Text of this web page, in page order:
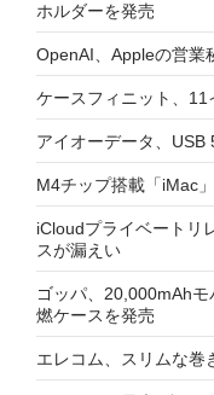
ホルダーを発売
OpenAI、Appleの営業
ケースフィニット、
アイオーデータ、USB
M4チップ搭載「iMac
iCloudプライベートリ
スが漏えい
ゴッパ、20,000mAh
燃ケースを発売
エレコム、スリムな巻